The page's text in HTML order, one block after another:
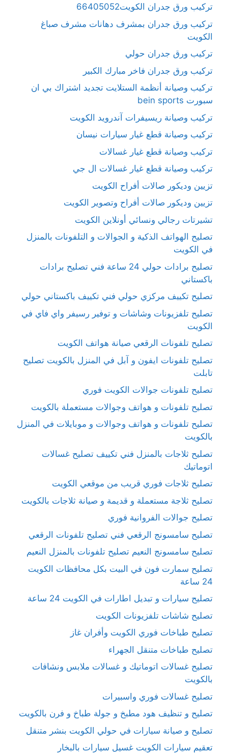
تركيب ورق جدران الكويت66405052
تركيب ورق جدران بمشرف دهانات مشرف صباغ
الكويت
تركيب ورق جدران حولي
تركيب ورق جدران فاخر مبارك الكبير
تركيب وصيانة أنظمة الستلايت تجديد اشتراك بي ان
سبورت bein sports
تركيب وصيانة ريسيفرات آندرويد الكويت
تركيب وصيانة قطع غيار سيارات نيسان
تركيب وصيانة قطع غيار غسالات
تركيب وصيانة قطع غيار غسالات ال جي
تزيين وديكور صالات أفراح الكويت
تزيين وديكور صالات أفراح وتصوير الكويت
تشيرتات رجالي ونسائي أونلاين الكويت
تصليح الهواتف الذكية و الجوالات و التلفونات بالمنزل
في الكويت
تصليح برادات حولي 24 ساعة فني تصليح برادات
باكستاني
تصليح تكييف مركزي حولي فني تكييف باكستاني حولي
تصليح تلفزيونات وشاشات و توفير رسيفر واي فاي في
الكويت
تصليح تلفونات الرقعي صيانة هواتف الكويت
تصليح تلفونات ايفون و آبل في المنزل بالكويت تصليح
تابلت
تصليح تلفونات جوالات الكويت فوري
تصليح تلفونات و هواتف وجوالات مستعملة بالكويت
تصليح تلفونات و هواتف وجوالات و موبايلات في المنزل
بالكويت
تصليح ثلاجات بالمنزل فني تكييف تصليح غسالات
اتوماتيك
تصليح ثلاجات فوري قريب من موقعي الكويت
تصليح ثلاجة مستعملة و قديمة و صيانة ثلاجات بالكويت
تصليح جوالات الفروانية فوري
تصليح سامسونج الرقعي فني تصليح تلفونات الرقعي
تصليح سامسونج النعيم تصليح تلفونات بالمنزل النعيم
تصليح سمارت فون في البيت بكل محافظات الكويت
24 ساعة
تصليح سيارات و تبديل اطارات في الكويت 24 ساعة
تصليح شاشات تلفزيونات الكويت
تصليح طباخات فوري الكويت وأفران غاز
تصليح طباخات متنقل الجهراء
تصليح غسالات اتوماتيك و غسالات ملابس ونشافات
بالكويت
تصليح غسالات فوري واسبيرات
تصليح و تنظيف هود مطبخ و جولة طباخ و فرن بالكويت
تصليح و صيانة سيارات في حولي الكويت بنشر متنقل
تعقيم سيارات الكويت غسيل سيارات بالبخار